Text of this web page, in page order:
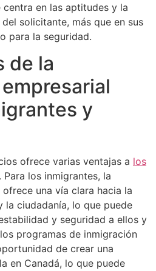
en las aptitudes y la
solicitante, más que en sus
para la seguridad.
de la
y
ofrece varias ventajas a los
. Para los inmigrantes, la
una vía clara hacia la
la ciudadanía, lo que puede
y seguridad a ellos y
programas de inmigración
de crear una
en Canadá, lo que puede